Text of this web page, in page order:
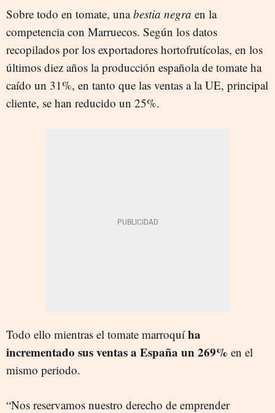
Sobre todo en tomate, unabestia negra en la
competencia con Marruecos. Según los datos
recopilados por los exportadores hortofrutícolas, en los
últimos diez años la producción española de tomate ha
caído un 31%, en tanto que las ventas a la UE, principal
cliente, se han reducido un 25%.
Todo ello mientras el tomate marroquíha
incrementado sus ventas a España un 269% en el
mismo periodo.
“Nos reservamos nuestro derecho de emprender